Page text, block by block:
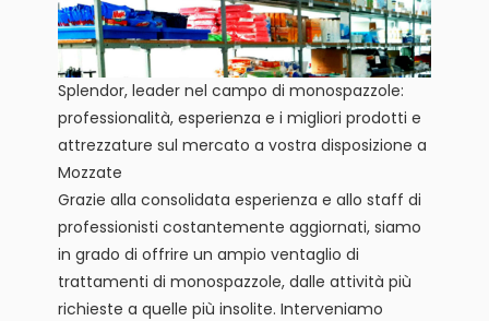
Splendor, leader nel campo di monospazzole:
professionalità, esperienza e i migliori prodotti e
attrezzature sul mercato a vostra disposizione a
Mozzate
Grazie alla consolidata esperienza e allo staff di
professionisti costantemente aggiornati, siamo
in grado di offrire un ampio ventaglio di
trattamenti di monospazzole, dalle attività più
richieste a quelle più insolite. Interveniamo